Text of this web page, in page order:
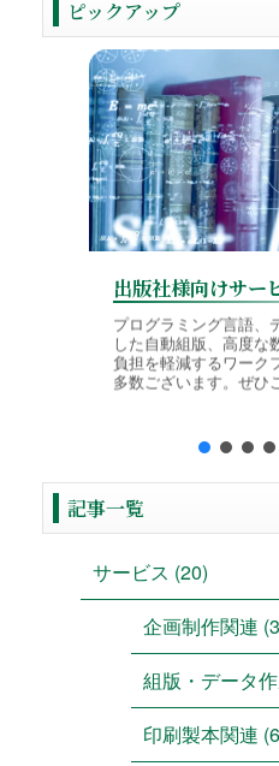
ピックアップ
プログラミング言語、
した自動組版、高度な
負担を軽減するワーク
多数ございます。ぜひ
出版社様向けサー
記事一覧
サービス (20)
企画制作関連
組版・データ
印刷製本関連